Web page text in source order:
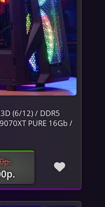
(6/12) / DDR5
PURE 16Gb /